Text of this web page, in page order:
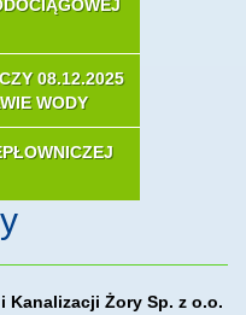
08.12.2025
WODY
Kanalizacji Żory Sp. z o.o.